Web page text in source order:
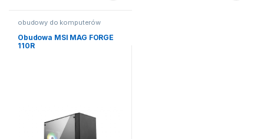
obudowy do komputerów
Obudowa MSI MAG FORGE
110R